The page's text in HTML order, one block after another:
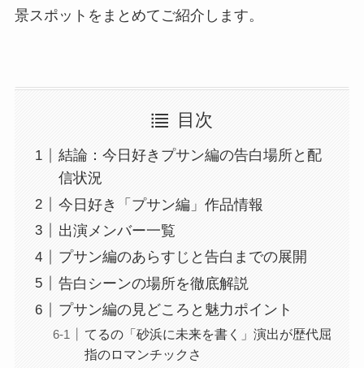
景スポットをまとめてご紹介します。
目次
結論：今日好きプサン編の告白場所と配
信状況
今日好き「プサン編」作品情報
出演メンバー一覧
プサン編のあらすじと告白までの展開
告白シーンの場所を徹底解説
プサン編の見どころと魅力ポイント
てるの「砂浜に未来を書く」演出が歴代屈
指のロマンチックさ